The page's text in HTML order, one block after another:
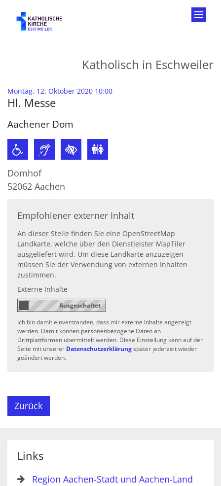
Katholisch in Eschweiler
Montag, 12. Oktober 2020 10:00:
Hl. Messe
Aachener Dom
Domhof
52062 Aachen
Empfohlener externer Inhalt
An dieser Stelle finden Sie eine OpenStreetMap
Landkarte, welche über den Dienstleister MapTiler
ausgeliefert wird. Um diese Landkarte anzuzeigen
müssen Sie der Verwendung von externen Inhalten
zustimmen.
Externe Inhalte
Ich bin damit einverstanden, dass mir externe Inhalte angezeigt
werden. Damit können personenbezogene Daten an
Drittplattformen übermittelt werden. Diese Einstellung kann auf der
Seite mit unserer Datenschutzerklärungspäter jederzeit wieder
geändert werden.
Zurück
Links
Region Aachen-Stadt und Aachen-Land